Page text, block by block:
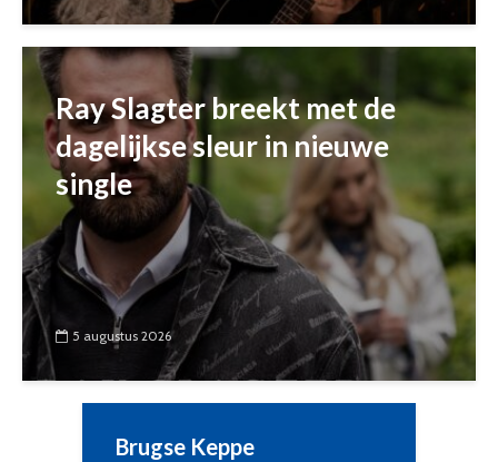
Ray Slagter breekt met de
dagelijkse sleur in nieuwe
single
5 augustus 2026
Brugse Keppe